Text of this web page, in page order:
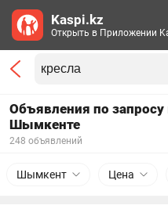
Объявления по запросу
Шымкенте
248 объявлений
Шымкент Цена
Kaspi.kz
Открыть в Приложении